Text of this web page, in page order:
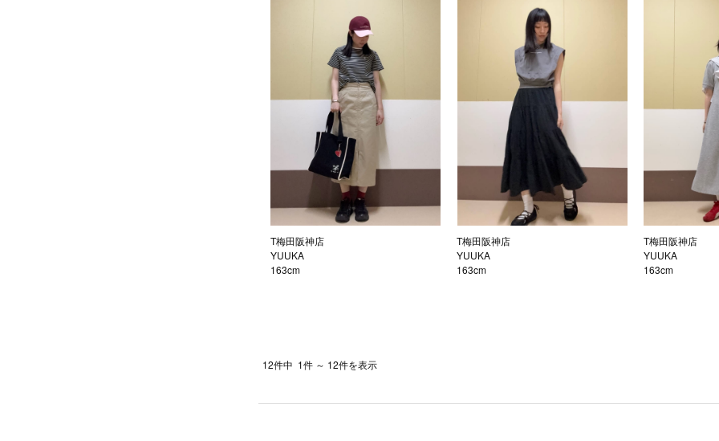
T梅田阪神店
YUUKA
163cm
T梅田阪神店
YUUKA
163cm
T梅田阪神店
YUUKA
163cm
12件中 1件 ～ 12件を表示